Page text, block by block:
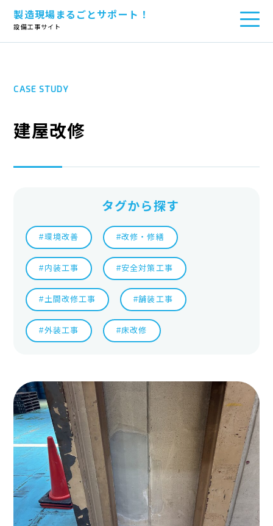
製造現場まるごとサポート！
設備工事サイト
TOP>建屋改修
CASE STUDY
建屋改修
タグから探す
#環境改善 #改修・修繕
#内装工事 #安全対策工事
#土間改修工事 #舗装工事
#外装工事 #床改修